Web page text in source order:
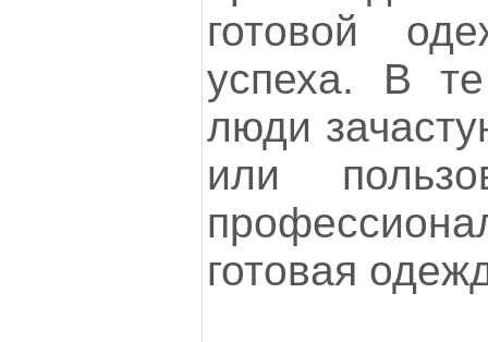
готовой
успеха. В
люди
или
готовая